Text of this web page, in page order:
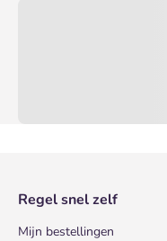
Regel snel zelf
Mijn bestellingen